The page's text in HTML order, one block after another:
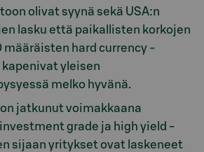
olivat syynä sekä USA:n
lasku että paikallisten korkojen
määräisten hard currency -
yleisen
melko hyvänä.
jatkunut voimakkaana
grade ja high yield -
sijaan yritykset ovat laskeneet